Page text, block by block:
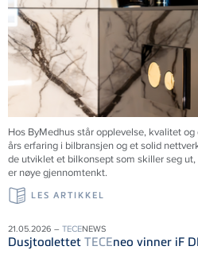
Hos ByMedhus står opplevelse, kvalitet
års erfaring i bilbransjen og et solid
de utviklet et bilkonsept som skiller seg
er nøye gjennomtenkt.
LES ARTIKKEL
21.05.2026 – TECENEWS
Dusjtoalettet TECEneo vinner iF